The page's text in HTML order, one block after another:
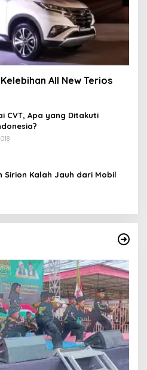
All New Terios
CVT, Apa yang Ditakuti
Sirion Kalah Jauh dari Mobil